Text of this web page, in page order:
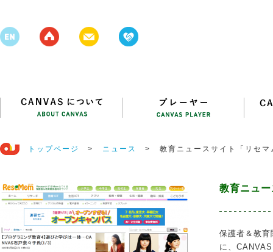
トップページ > ニュース > 教育ニュースサイト「リセマ
教育ニュ
保護者＆教
に、